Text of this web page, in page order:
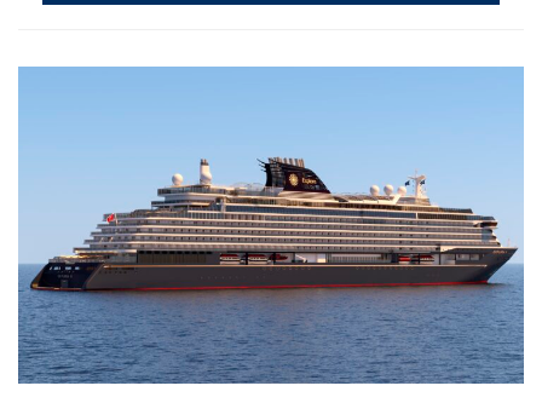
– Ātrgaitas Wi-Fi
– Labklājības un fitnesa programmas
– Transfēra pakalpojumi no ostas uz pilsētas centru (ja pieejams/
nepieciešams)